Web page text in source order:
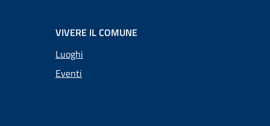
VIVERE IL COMUNE
Luoghi
Eventi